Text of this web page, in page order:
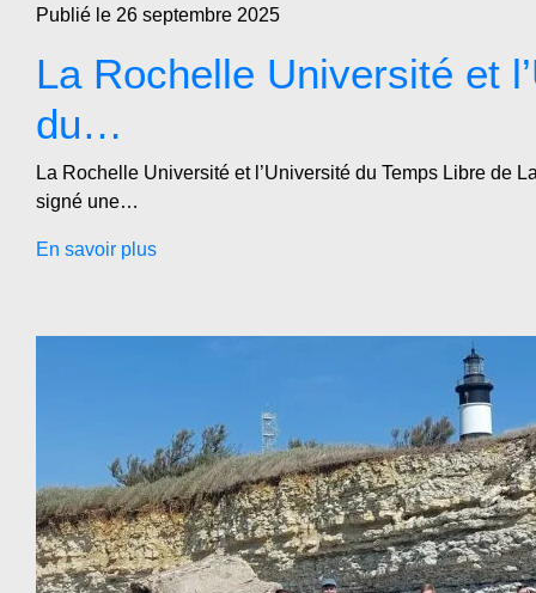
Publié le 26 septembre 2025
La Rochelle Université et
du…
La Rochelle Université et l’Université du Temps Libre de
signé une…
En savoir plus